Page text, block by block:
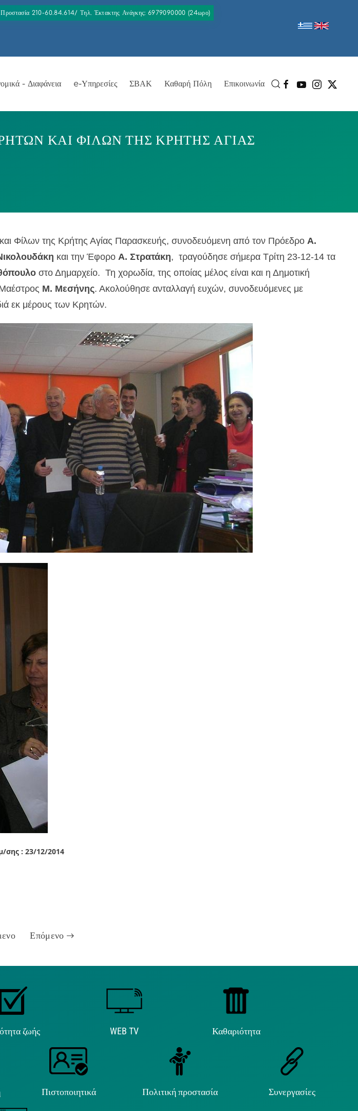
Προστασία 210-60.84.614/ Τηλ. Έκτακτης Ανάγκης: 6979090000 (24ωρο)
- Διαφάνεια e-Υπηρεσίες ΣΒΑΚ Καθαρή Πόλη Επικοινωνία
ΚΑΙ ΦΙΛΩΝ ΤΗΣ ΚΡΗΤΗΣ ΑΓΙΑΣ
Φίλων της Κρήτης Αγίας Παρασκευής, συνοδευόμενη από τον Πρόεδρο Α.
και την Έφορο Α. Στρατάκη, τραγούδησε σήμερα Τρίτη 23-12-14 τα
στο Δημαρχείο. Τη χορωδία, της οποίας μέλος είναι και η Δημοτική
Μ. Μεσήνης. Ακολούθησε ανταλλαγή ευχών, συνοδευόμενες με
εκ μέρους των Κρητών.
σης : 23/12/2014
Επόμενο
ζωής WEB TV Καθαριότητα
Πιστοποιητικά Πολιτική προστασία Συνεργασίες